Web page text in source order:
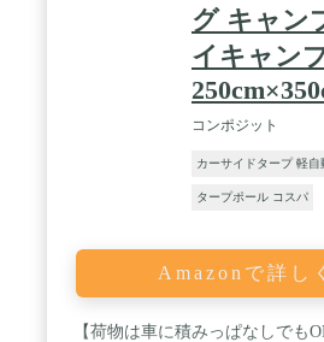
グ キャン
イキャン
コンポジット
カーサイドタープ 軽自
タープポール コスパ
Amazonで詳し
【荷物は車に積みっぱなしでも